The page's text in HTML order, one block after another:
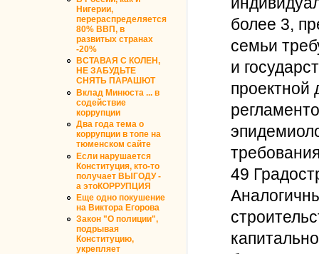
Нигерии,
перераспределяется
80% ВВП, в
развитых странах
-20%
ВСТАВАЯ С КОЛЕН,
НЕ ЗАБУДЬТЕ
СНЯТЬ ПАРАШЮТ
Вклад Минюста ... в
содействие
коррупции
Два года тема о
коррупции в топе на
тюменском сайте
Если нарушается
Конституция, кто-то
получает ВЫГОДУ -
а этоКОРРУПЦИЯ
Еще одно покушение
на Виктора Егорова
Закон "О полиции",
подрывая
Конституцию,
укрепляет
более 3,
семьи
и
проектной
49